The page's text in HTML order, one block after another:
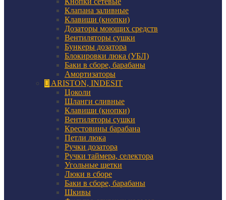
Клапана заливные
Клавиши (кнопки)
Дозаторы моющих средств
Вентиляторы сушки
Бункеры дозатора
Блокировки люка (УБЛ)
Баки в сборе, барабаны
Амортизаторы
ARISTON, INDESIT
Цоколи
Шланги сливные
Клавиши (кнопки)
Вентиляторы сушки
Крестовины барабана
Петли люка
Ручки дозатора
Ручки таймера, селектора
Угольные щетки
Люки в сборе
Баки в сборе, барабаны
Шкивы